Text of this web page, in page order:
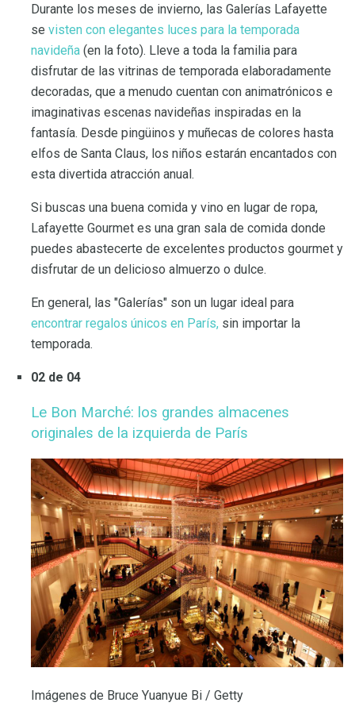
Durante los meses de invierno, las Galerías Lafayette
se visten con elegantes luces para la temporada
navideña (en la foto). Lleve a toda la familia para
disfrutar de las vitrinas de temporada elaboradamente
decoradas, que a menudo cuentan con animatrónicos e
imaginativas escenas navideñas inspiradas en la
fantasía. Desde pingüinos y muñecas de colores hasta
elfos de Santa Claus, los niños estarán encantados con
esta divertida atracción anual.
Si buscas una buena comida y vino en lugar de ropa,
Lafayette Gourmet es una gran sala de comida donde
puedes abastecerte de excelentes productos gourmet y
disfrutar de un delicioso almuerzo o dulce.
En general, las "Galerías" son un lugar ideal para
encontrar regalos únicos en París, sin importar la
temporada.
02 de 04
Le Bon Marché: los grandes almacenes
originales de la izquierda de París
Imágenes de Bruce Yuanyue Bi / Getty